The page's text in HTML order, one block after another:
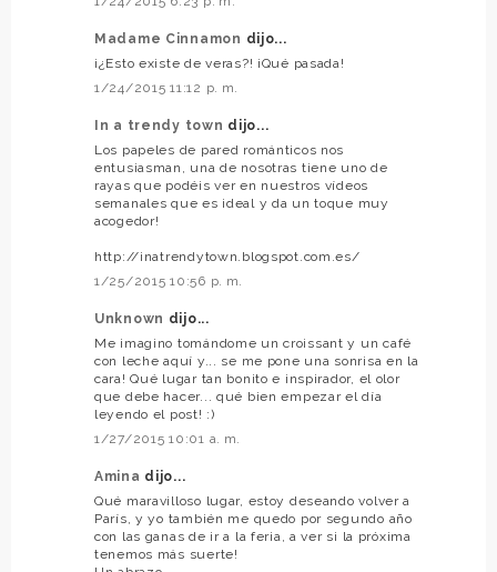
Madame Cinnamon dijo...
¡¿Esto existe de veras?! ¡Qué pasada!
1/24/2015 11:12 p. m.
In a trendy town dijo...
Los papeles de pared románticos nos
entusiasman, una de nosotras tiene uno de
rayas que podéis ver en nuestros vídeos
semanales que es ideal y da un toque muy
acogedor!
http://inatrendytown.blogspot.com.es/
1/25/2015 10:56 p. m.
Unknown dijo...
Me imagino tomándome un croissant y un café
con leche aquí y... se me pone una sonrisa en la
cara! Qué lugar tan bonito e inspirador, el olor
que debe hacer... qué bien empezar el día
leyendo el post! :)
1/27/2015 10:01 a. m.
Amina dijo...
Qué maravilloso lugar, estoy deseando volver a
París, y yo también me quedo por segundo año
con las ganas de ir a la feria, a ver si la próxima
tenemos más suerte!